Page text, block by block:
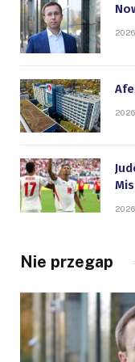
Nie przegap